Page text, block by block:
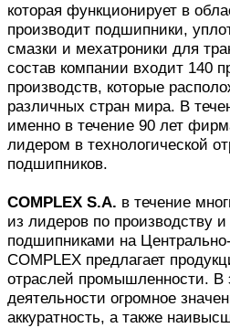
которая функционирует в
производит подшипники,
смазки и мехатроники для
состав компании входит 140
производств, которые
различных стран мира. В
именно в течение 90 лет
лидером в технологической
подшипников.
COMPLEX S.A. в течение
из лидеров по производству и
подшипниками на
COMPLEX предлагает
отраслей промышленности. В
деятельности огромное
аккуратность, а также